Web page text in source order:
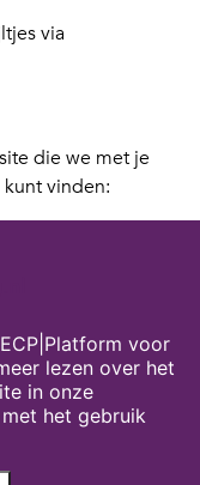
via
die we met je
vinden:
Je vindt
om
te gaan.
voor
lezen over het
in onze
het gebruik